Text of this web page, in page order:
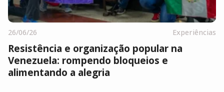
26/06/26 Experiências
Resistência e organização popular na
Venezuela: rompendo bloqueios e
alimentando a alegria